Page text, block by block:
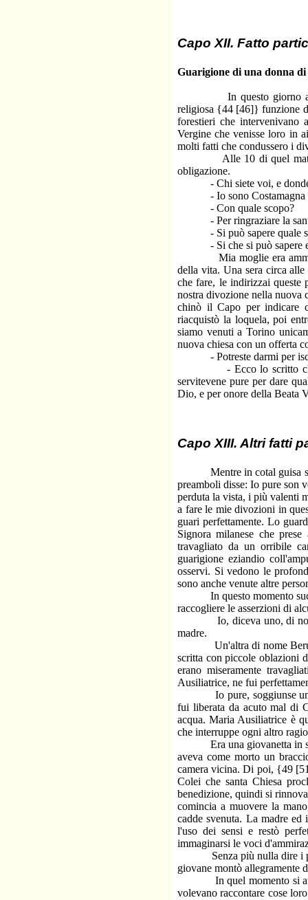
Capo XII. Fatto
Guarigione di una donna
In questo giorno a
religiosa {44 [46]} funzione
forestieri che intervenivano
Vergine che venisse loro in
molti fatti che condussero i
Alle 10 di quel mattino
obligazione.
- Chi siete voi, e donde
- Io sono Costamagna
- Con quale scopo?
- Per ringraziare la santa
- Si può sapere quale sia
- Si che si può sapere e
Mia moglie era
della vita. Una sera circa
che fare, le indirizzai queste
nostra divozione nella nuova
chinò il Capo per indicare
riacquistò la loquela, poi
siamo venuti a Torino
nuova chiesa con un offerta
- Potreste darmi per
- Ecco lo scritto che
servitevene pure per dare
Dio, e per onore della Beata
Capo XIII. Altri fatti
Mentre in cotal guisa si
preamboli disse: Io pure son
perduta la vista, i più valenti
a fare le mie divozioni in
guari perfettamente. Lo
Signora milanese che
travagliato da un orribile
guarigione eziandio
osservi. Si vedono le
sono anche venute altre
In questo momento
raccogliere le asserzioni di
Io, diceva uno, di nome
madre.
Un'altra di nome Beruto
scritta con piccole oblazioni
erano miseramente
Ausiliatrice, ne fui
Io pure, soggiunse
fui liberata da acuto mal di
acqua. Maria Ausiliatrice è
che interruppe ogni altro
Era una giovanetta in sui
aveva come morto un
camera vicina. Di poi, {49
Colei che santa Chiesa
benedizione, quindi si
comincia a muovere la
cadde svenuta. La madre
l'uso dei sensi e restò
immaginarsi le voci
Senza più nulla dire i
giovane montò allegramente
In quel momento si
volevano raccontare cose